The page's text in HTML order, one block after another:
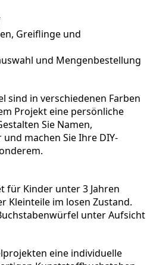
Greiflinge und
und Mengenbestellung
sind in verschiedenen Farben
Projekt eine persönliche
Sie Namen,
machen Sie Ihre DIY-
für Kinder unter 3 Jahren
Kleinteile im losen Zustand.
unter Aufsicht
eine individuelle